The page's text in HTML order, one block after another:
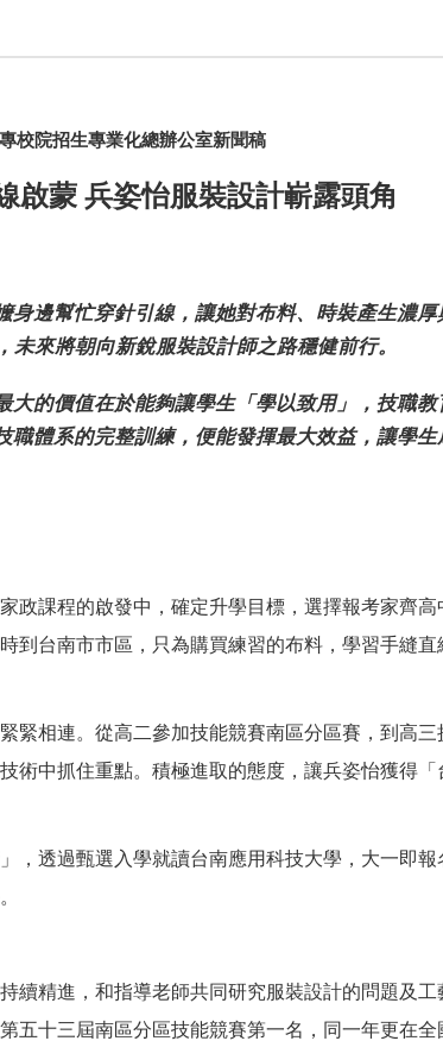
校院招生專業化總辦公室新聞稿
啟蒙 兵姿怡服裝設計嶄露頭角
邊幫忙穿針引線，讓她對布料、時裝產生濃
來將朝向新銳服裝設計師之路穩健前行。
的價值在於能夠讓學生「學以致用」，技職
體系的完整訓練，便能發揮最大效益，讓學生
政課程的啟發中，確定升學目標，選擇報考家齊
到台南市市區，只為購買練習的布料，學習手縫
緊相連。從高二參加技能競賽南區分區賽，到高
術中抓住重點。積極進取的態度，讓兵姿怡獲得
，透過甄選入學就讀台南應用科技大學，大一即
續精進，和指導老師共同研究服裝設計的問題及
五十三屆南區分區技能競賽第一名，同一年更在